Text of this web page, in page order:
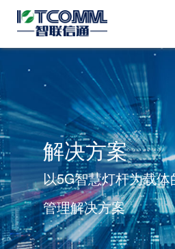
解决方案
以5G智慧灯杆为载
管理解决方案